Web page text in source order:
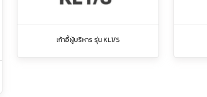
เก้าอี้ผู้บริหาร รุ่น KL1/S